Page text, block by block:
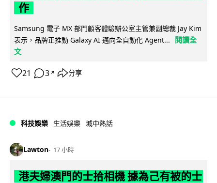
作
Samsung 電子 MX 部門顧客體驗辦公室主管兼副總裁 Jay Kim
表示，品牌正推動 Galaxy AI 邁向全自動化 Agent...
閱讀全
文
21 3 ↗ 分享
科技娛樂 生活娛樂 城中熱話
Lawton 17 小時
港夫婦澳門的士拾相機 據為己有被的士